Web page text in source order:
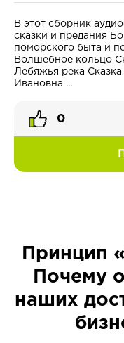
В этот сборник
сказки и предания
поморского быта и
Волшебное кольцо
Лебяжья река
Ивановна ...
0
Принцип
Почему
наших